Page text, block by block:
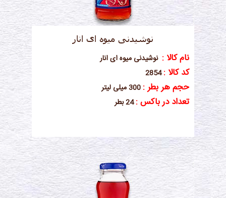
نوشیدنی میوه ای انار
نام کالا : نوشیدنی میوه ای انار
کد کالا :2854
حجم هر بطر :
تعداد در باکس :24 بطر